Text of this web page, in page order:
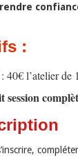
:
40€ l’atelier de
session